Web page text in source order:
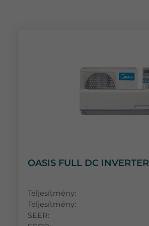
OASIS FULL DC INVERTER
Teljesítmény:
Teljesítmény:
SEER: